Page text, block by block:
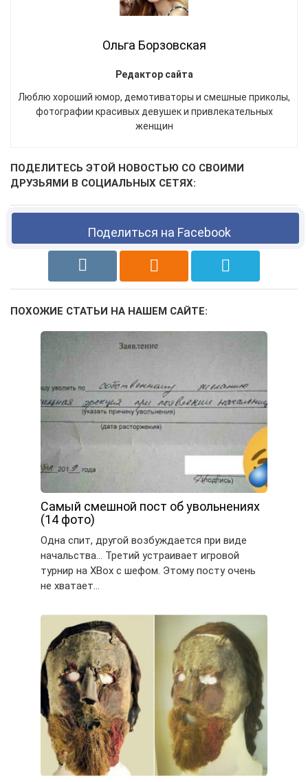
Ольга Борзовская
Редактор сайта
Люблю хороший юмор, демотиваторы и смешные приколы,
фотографии красивых девушек и привлекательных
женщин
ПОДЕЛИТЕСЬ ЭТОЙ НОВОСТЬЮ СО СВОИМИ
ДРУЗЬЯМИ В СОЦИАЛЬНЫХ СЕТЯХ:
Поделиться на Facebook
ПОХОЖИЕ СТАТЬИ НА НАШЕМ САЙТЕ:
Самый смешной пост об увольнениях
(14 фото)
Одна спит, другой возбуждается при виде
начальства… Третий устраивает игровой
турнир на XBox с шефом. Этому посту очень
не хватает…